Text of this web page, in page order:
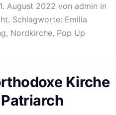
August 2022 von admin in
Schlagworte: Emilia
, Nordkirche, Pop Up
Kirche